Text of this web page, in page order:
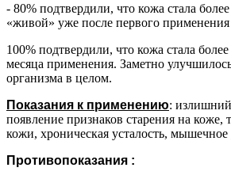
- 80% подтвердили, что кожа стала
«живой» уже после первого применения
100% подтвердили, что кожа стала
месяца применения. Заметно
организма в целом.
Показания к применению:
появление признаков старения на коже,
кожи, хроническая усталость,
Противопоказания :